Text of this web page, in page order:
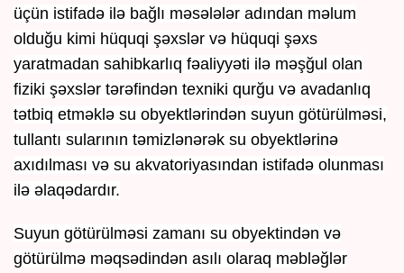
üçün istifadə ilə bağlı məsələlər adından məlum
olduğu kimi hüquqi şəxslər və hüquqi şəxs
yaratmadan sahibkarlıq fəaliyyəti ilə məşğul olan
fiziki şəxslər tərəfindən texniki qurğu və avadanlıq
tətbiq etməklə su obyektlərindən suyun götürülməsi,
tullantı sularının təmizlənərək su obyektlərinə
axıdılması və su akvatoriyasından istifadə olunması
ilə əlaqədardır.
Suyun götürülməsi zamanı su obyektindən və
götürülmə məqsədindən asılı olaraq məbləğlər